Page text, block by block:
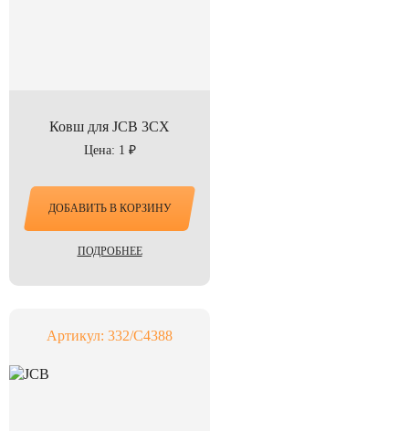
Ковш для JCB 3CX
Цена: 1 ₽
ДОБАВИТЬ В КОРЗИНУ
ПОДРОБНЕЕ
Артикул: 332/C4388